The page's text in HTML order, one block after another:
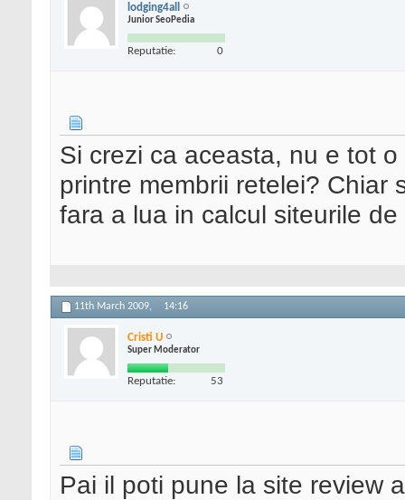
lodging4all
Junior SeoPedia
Reputatie: 0
Si crezi ca aceasta, nu e tot
printre membrii retelei? Chiar
fara a lua in calcul siteurile
11th March 2009, 14:16
Cristi U
Super Moderator
Reputatie: 53
Pai il poti pune la site review